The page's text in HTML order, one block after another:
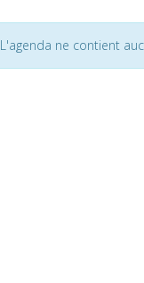
L'agenda ne contient